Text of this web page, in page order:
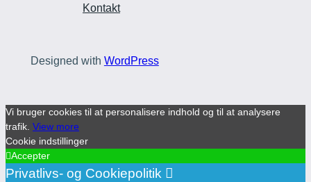
Kontakt
Designed with WordPress
Vi bruger cookies til at personalisere indhold og til at analysere
trafik. View more
Cookie indstillinger
Accepter
Privatlivs- og Cookiepolitik